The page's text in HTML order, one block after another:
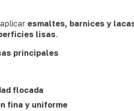
esmaltes, barnices y
lisas.
principales
flocada
fina y uniforme